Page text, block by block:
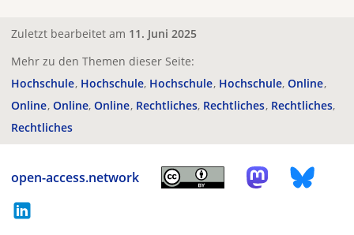
Zuletzt bearbeitet am 11. Juni 2025
Mehr zu den Themen dieser Seite:
Hochschule Hochschule Hochschule Hochschule Online
Online Online Online Rechtliches Rechtliches Rechtliches
Rechtliches
open-access.network